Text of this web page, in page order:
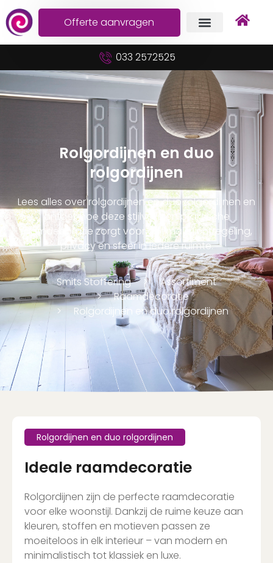
Offerte aanvragen
033 2572525
Rolgordijnen en duo
rolgordijnen
Lees alles over rolgordijnen en duo rolgordijnen en
ontdek hoe deze stijlvolle en praktische
raamdecoratie zorgt voor optimale lichtregeling,
privacy en sfeer in iedere ruimte.
Smits Stoffering
Assortiment
Raamdecoratie
Rolgordijnen en duo rolgordijnen
Rolgordijnen en duo rolgordijnen
Ideale raamdecoratie
Rolgordijnen zijn de perfecte raamdecoratie
voor elke woonstijl. Dankzij de ruime keuze aan
kleuren, stoffen en motieven passen ze
moeiteloos in elk interieur – van modern en
minimalistisch tot klassiek en luxe.